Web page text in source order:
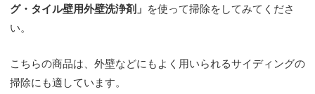
グ・タイル壁用外壁洗浄剤」 を使って掃除をしてみてくださ
い。
こちらの商品は、外壁などにもよく用いられるサイディングの
掃除にも適しています。